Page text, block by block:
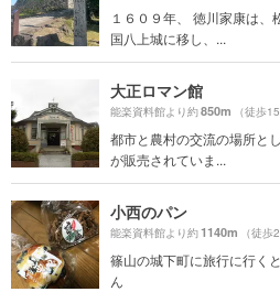
１６０９年、 徳川家康は
国八上城に移し、...
大正ロマン館
能楽資料館より約850m （徒歩15
都市と農村の交流の場所と
が販売されていま...
小西のパン
能楽資料館より約1140m （徒歩
篠山の城下町に旅行に行く
ん